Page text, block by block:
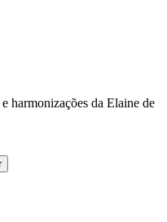
harmonizações da Elaine de